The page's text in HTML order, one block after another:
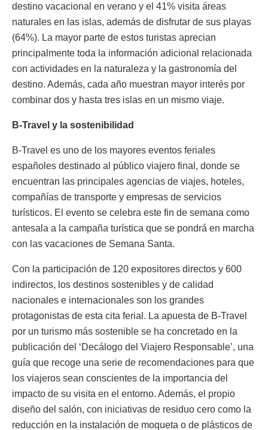
destino vacacional en verano y el 41% visita áreas
naturales en las islas, además de disfrutar de sus playas
(64%). La mayor parte de estos turistas aprecian
principalmente toda la información adicional relacionada
con actividades en la naturaleza y la gastronomía del
destino. Además, cada año muestran mayor interés por
combinar dos y hasta tres islas en un mismo viaje.
B-Travel y la sostenibilidad
B-Travel es uno de los mayores eventos feriales
españoles destinado al público viajero final, donde se
encuentran las principales agencias de viajes, hoteles,
compañías de transporte y empresas de servicios
turísticos. El evento se celebra este fin de semana como
antesala a la campaña turística que se pondrá en marcha
con las vacaciones de Semana Santa.
Con la participación de 120 expositores directos y 600
indirectos, los destinos sostenibles y de calidad
nacionales e internacionales son los grandes
protagonistas de esta cita ferial. La apuesta de B-Travel
por un turismo más sostenible se ha concretado en la
publicación del ‘Decálogo del Viajero Responsable’, una
guía que recoge una serie de recomendaciones para que
los viajeros sean conscientes de la importancia del
impacto de su visita en el entorno. Además, el propio
diseño del salón, con iniciativas de residuo cero como la
reducción en la instalación de moqueta o de plásticos de